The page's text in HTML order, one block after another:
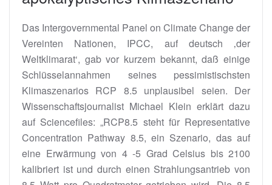
Das Intergovernmental Panel on Climate Change der
Vereinten Nationen, IPCC, auf deutsch ‚der
Weltklimarat‘, gab vor kurzem bekannt, daß einige
Schlüsselannahmen seines pessimistischsten
Klimaszenarios RCP 8.5 unplausibel seien. Der
Wissenschaftsjournalist Michael Klein erklärt dazu
auf Sciencefiles: „RCP8.5 steht für Representative
Concentration Pathway 8.5, ein Szenario, das auf
eine Erwärmung von 4 -5 Grad Celsius bis 2100
kalibriert ist und durch einen Strahlungsantrieb von